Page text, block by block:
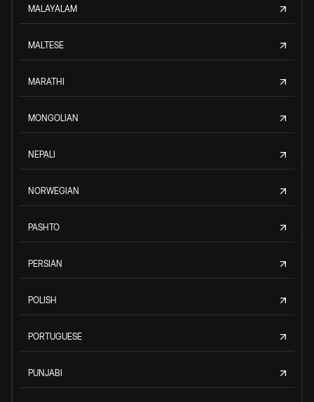
MALAYALAM
MALTESE
MARATHI
MONGOLIAN
NEPALI
NORWEGIAN
PASHTO
PERSIAN
POLISH
PORTUGUESE
PUNJABI